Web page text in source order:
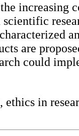
increasing
are
could
ethics in